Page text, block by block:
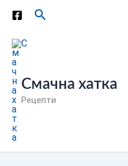
Перейти
вмісту
Пошук
Смачна хатка
Рецепти